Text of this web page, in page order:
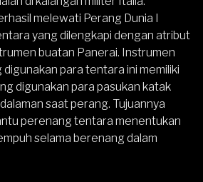
melewati Perang Dunia I
yang dilengkapi dengan atribut
buatan Panerai. Instrumen
para tentara ini memiliki
digunakan para pasukan katak
saat perang. Tujuannya
perenang tentara menentukan
selama berenang dalam